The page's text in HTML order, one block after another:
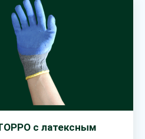
с латексным